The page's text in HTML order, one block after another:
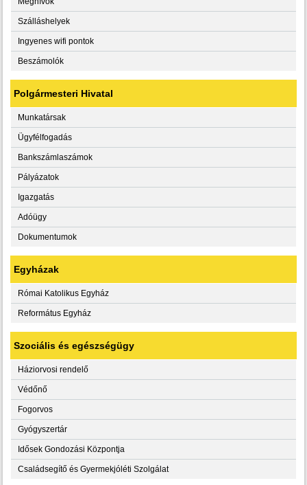
Szálláshelyek
Ingyenes wifi pontok
Beszámolók
Polgármesteri Hivatal
Munkatársak
Ügyfélfogadás
Bankszámlaszámok
Pályázatok
Igazgatás
Adóügy
Dokumentumok
Egyházak
Római Katolikus Egyház
Református Egyház
Szociális és egészségügy
Háziorvosi rendelő
Védőnő
Fogorvos
Gyógyszertár
Idősek Gondozási Központja
Családsegítő és Gyermekjóléti Szolgálat